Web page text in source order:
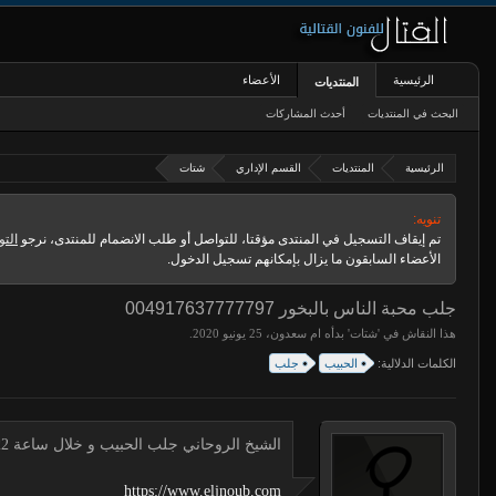
الرئيسية المنتديات القسم الإداري شتات
تنويه:
تم إيقاف التسجيل في المنتدى مؤقتا، للتواصل أو طلب الانضمام للمنتدى، نرجو
الأعضاء السابقون ما يزال بإمكانهم تسجيل الدخول.
جلب محبة الناس بالبخور 004917637777797
هذا النقاش في 'شتات' بدأه ام سعدون،
الكلمات الدلالية: الحبيب جلب
الشيخ الروحاني جلب الحبيب و خلال ساعة 00491634511222 لجلب الحبيب
https://www.eljnoub.com
الرئيسية المنتديات
البحث في المنتديات أحدث المشاركات
الأعضاء